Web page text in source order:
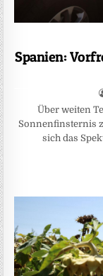
Spanien:
Über weiten
Sonnenfinsternis
sich das